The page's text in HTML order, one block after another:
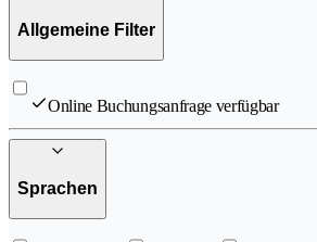
Allgemeine Filter
Online Buchungsanfrage verfügbar
Sprachen